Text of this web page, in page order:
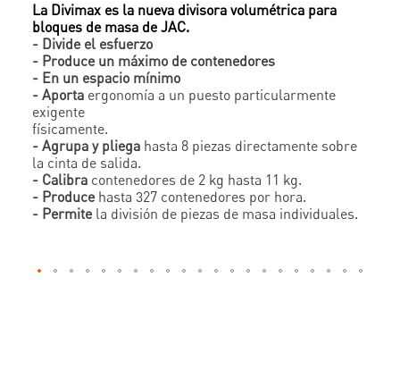
La Divimax es la nueva divisora volumétrica para
bloques de masa de JAC.
- Divide el esfuerzo
- Produce un máximo de contenedores
- En un espacio mínimo
- Aporta ergonomía a un puesto particularmente
exigente
físicamente.
- Agrupa y pliega hasta 8 piezas directamente sobre
la cinta de salida.
- Calibra contenedores de 2 kg hasta 11 kg.
- Produce hasta 327 contenedores por hora.
- Permite la división de piezas de masa individuales.